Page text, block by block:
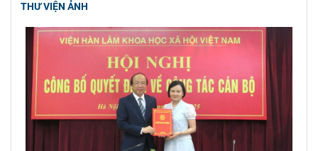
Chủ tịch Viện Hàn lâm Khoa học xã hội Việt
Nam tiếp và làm việc với Phó Giám đốc Học
viện Chính trị
THƯ VIỆN ẢNH